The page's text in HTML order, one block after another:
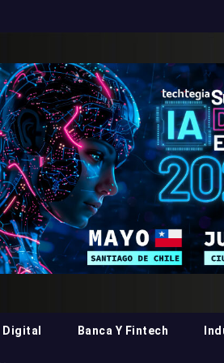
Banca Y Fintech